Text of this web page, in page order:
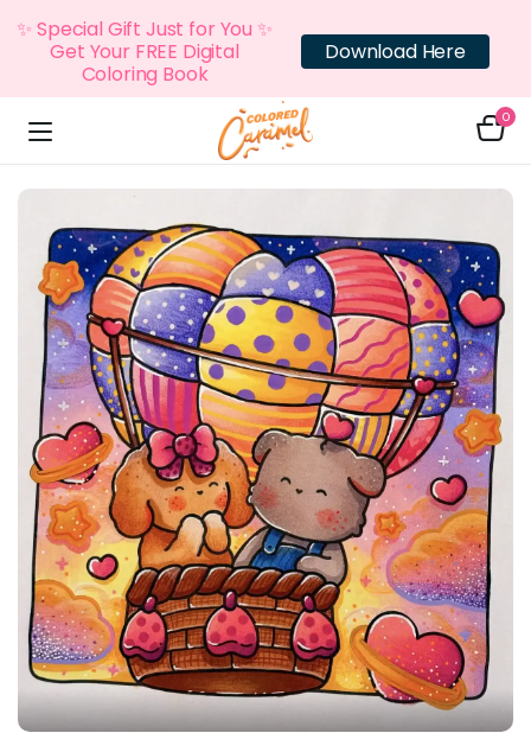
0
✨ Special Gift Just for You ✨
Get Your FREE Digital
Coloring Book
Download Here